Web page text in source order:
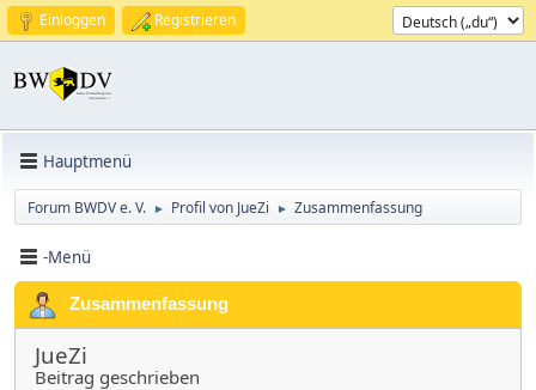
Einloggen Registrieren
Hauptmenü
Forum BWDV e. V. ► Profil von JueZi ► Zusammenfassung
-Menü
Zusammenfassung
JueZi
Beitrag geschrieben